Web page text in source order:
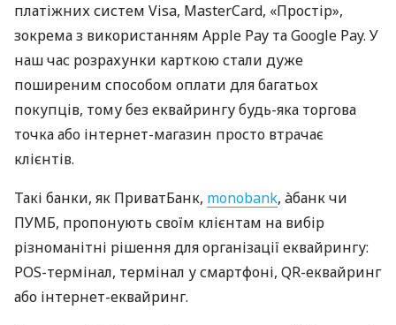
платіжних систем Visa, MasterCard, «Простір»,
зокрема з використанням Apple Pay та Google Pay. У
наш час розрахунки карткою стали дуже
поширеним способом оплати для багатьох
покупців, тому без еквайрингу будь-яка торгова
точка або інтернет-магазин просто втрачає
клієнтів.
Такі банки, як ПриватБанк, monobank, àбанк чи
ПУМБ, пропонують своїм клієнтам на вибір
різноманітні рішення для організації еквайрингу:
POS-термінал, термінал у смартфоні, QR-еквайринг
або інтернет-еквайринг.